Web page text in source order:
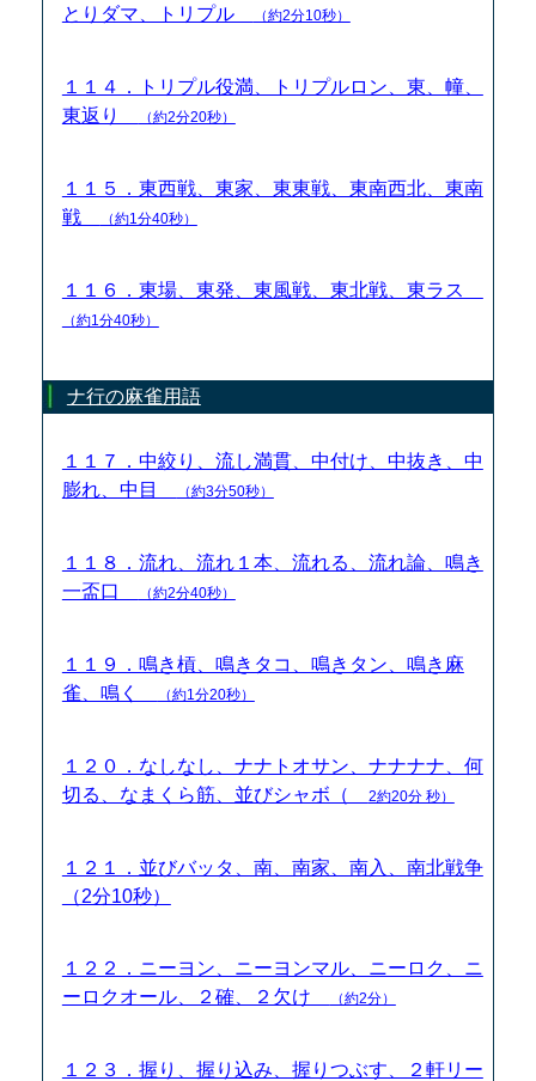
とりダマ、トリプル
（約2分10秒）
１１４．トリプル役満、トリプルロン、東、幢、
東返り
（約2分20秒）
１１５．東西戦、東家、東東戦、東南西北、東南
戦
（約1分40秒）
１１６．東場、東発、東風戦、東北戦、東ラス
（約1分40秒）
ナ行の麻雀用語
１１７．中絞り、流し満貫、中付け、中抜き、中
膨れ、中目
（約3分50秒）
１１８．流れ、流れ１本、流れる、流れ論、鳴き
一盃口
（約2分40秒）
１１９．鳴き槓、鳴きタコ、鳴きタン、鳴き麻
雀、鳴く
（約1分20秒）
１２０．なしなし、ナナトオサン、ナナナナ、何
切る、なまくら筋、並びシャボ（
2約20分 秒）
１２１．並びバッタ、南、南家、南入、南北戦争
（2分10秒）
１２２．ニーヨン、ニーヨンマル、ニーロク、ニ
ーロクオール、２確、２欠け
（約2分）
１２３．握り、握り込み、握りつぶす、２軒リー